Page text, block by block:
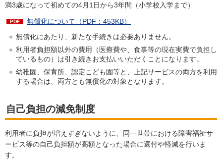
満3歳になって初めての4月1日から3年間（小学校入学まで）
無償化について（PDF：453KB）
無償化にあたり、新たな手続きは必要ありません。
利用者負担額以外の費用（医療費や、食事等の現在実費で負担し
ているもの）は引き続きお支払いいただくことになります。
幼稚園、保育所、認定こども園等と、上記サービスの両方を利用
する場合は、両方とも無償化の対象となります。
自己負担の減免制度
利用者に負担が増えすぎないように、同一世帯における障害福祉サ
ービス等の自己負担額が高額となった場合に還付や軽減を行いま
す。